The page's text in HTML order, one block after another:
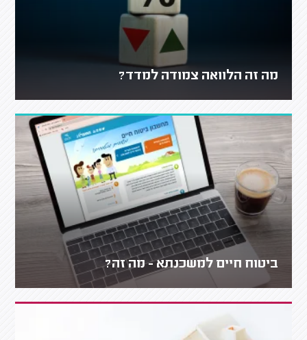
מה זה הלוואה צמודה למדד?
ביטוח חיים למשכנתא - מה זה?